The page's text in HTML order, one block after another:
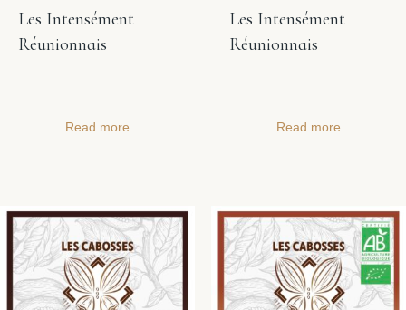
Les Intensément
Réunionnais
Read more
Les Intensément
Réunionnais
Read more